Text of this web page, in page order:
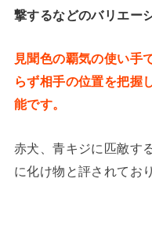
撃するなどのバリエー
見聞色の覇気の使い手
らず相手の位置を把握
能です。
赤犬、青キジに匹敵す
に化け物と評されてお